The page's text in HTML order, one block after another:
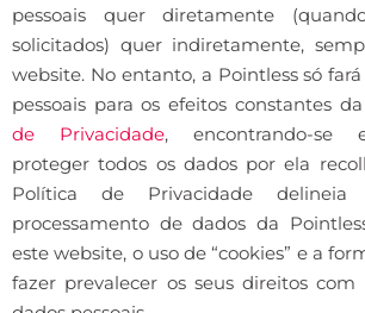
pessoais quer diretamente
solicitados) quer indiretamente,
website. No entanto, a Pointless só
pessoais para os efeitos constantes
de Privacidade, encontrando-se
proteger todos os dados por ela
Política de Privacidade
processamento de dados da
este website, o uso de “cookies” e a
fazer prevalecer os seus direitos com